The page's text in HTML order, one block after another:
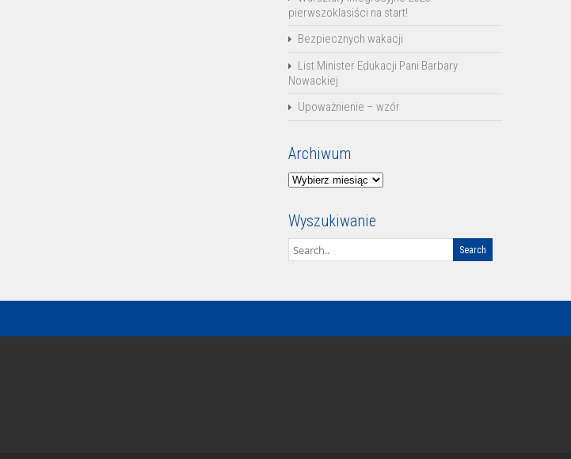
pierwszoklasiści na start!
Bezpiecznych wakacji
List Minister Edukacji Pani Barbary
Nowackiej
Upoważnienie – wzór
Archiwum
Archiwum
Wyszukiwanie